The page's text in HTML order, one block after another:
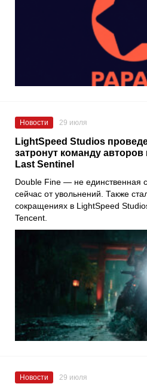
Новости 29 июля
LightSpeed ​​Studios
затронут команду
Last Sentinel
Double Fine — не единственная
сейчас от увольнений. Также
сокращениях в LightSpeed
Tencent.
Новости 29 июля